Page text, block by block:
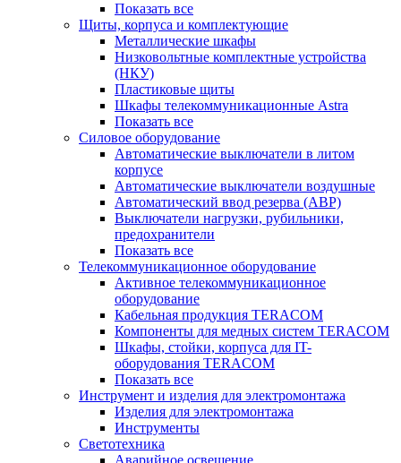
Показать все
Щиты, корпуса и комплектующие
Металлические шкафы
Низковольтные комплектные устройства
(НКУ)
Пластиковые щиты
Шкафы телекоммуникационные Astra
Показать все
Силовое оборудование
Автоматические выключатели в литом
корпусе
Автоматические выключатели воздушные
Автоматический ввод резерва (АВР)
Выключатели нагрузки, рубильники,
предохранители
Показать все
Телекоммуникационное оборудование
Активное телекоммуникационное
оборудование
Кабельная продукция TERACOM
Компоненты для медных систем TERACOM
Шкафы, стойки, корпуса для IT-
оборудования TERACOM
Показать все
Инструмент и изделия для электромонтажа
Изделия для электромонтажа
Инструменты
Светотехника
Аварийное освещение